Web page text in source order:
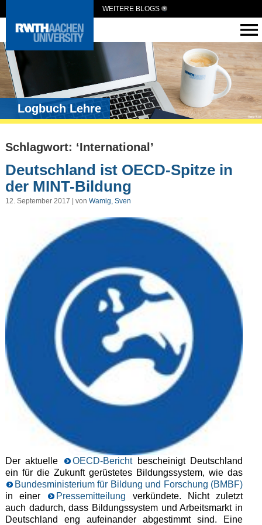
WEITERE BLOGS
Logbuch Lehre
Schlagwort: ‘International’
Deutschland ist OECD-Spitze in
der MINT-Bildung
12. September 2017 | von Wamig, Sven
Der aktuelle OECD-Berichtbescheinigt Deutschland
ein für die Zukunft gerüstetes Bildungssystem, wie das
Bundesministerium für Bildung und Forschung (BMBF)
in einer
Pressemitteilung verkündete. Nicht zuletzt
auch dadurch, dass Bildungssystem und Arbeitsmarkt in
Deutschland eng aufeinander abgestimmt sind. Eine